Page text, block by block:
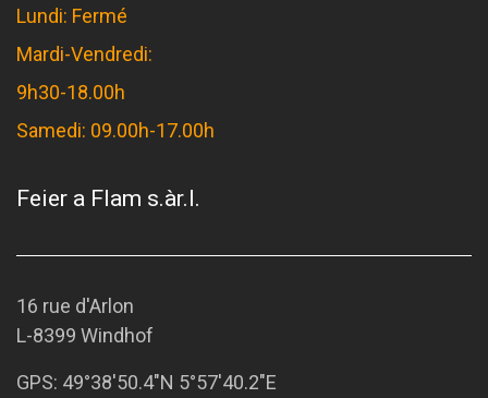
Lundi: Fermé
Mardi-Vendredi:
9h30-18.00h
Samedi: 09.00h-17.00h
Feier a Flam s.àr.l.
16 rue d'Arlon
L-8399 Windhof
GPS: 49°38'50.4"N 5°57'40.2"E